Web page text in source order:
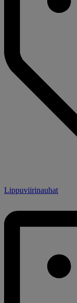
Lippuviirinauhat